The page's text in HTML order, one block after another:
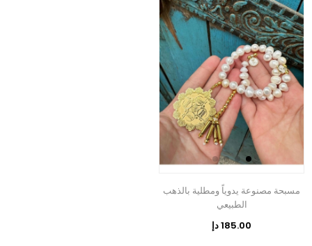
مسبحة مصنوعة يدوياً ومطلية بالذهب
الطبيعي
185.00 دإ